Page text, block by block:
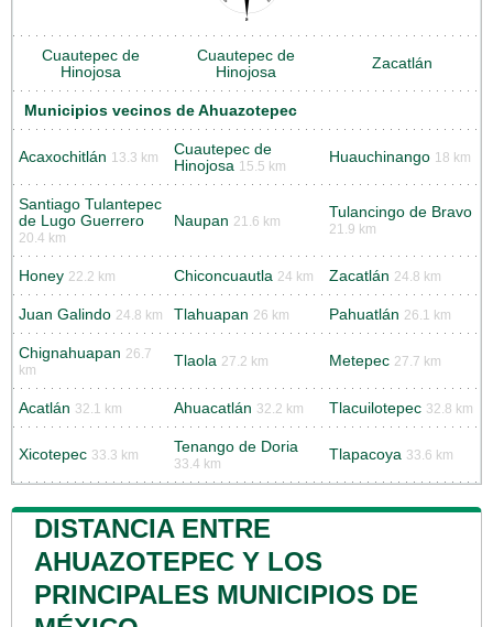
Cuautepec de
Hinojosa
Cuautepec de
Hinojosa
Zacatlán
Municipios vecinos de Ahuazotepec
Acaxochitlán 13.3 km
Cuautepec de
Hinojosa 15.5 km
Huauchinango 18 km
Santiago Tulantepec
de Lugo Guerrero
20.4 km
Naupan 21.6 km
Tulancingo de Bravo
21.9 km
Honey 22.2 km Chiconcuautla 24 km Zacatlán 24.8 km
Juan Galindo 24.8 km Tlahuapan 26 km Pahuatlán 26.1 km
Chignahuapan 26.7
km
Tlaola 27.2 km Metepec 27.7 km
Acatlán 32.1 km Ahuacatlán 32.2 km Tlacuilotepec 32.8 km
Xicotepec 33.3 km Tenango de Doria
33.4 km
Tlapacoya 33.6 km
DISTANCIA ENTRE
AHUAZOTEPEC Y LOS
PRINCIPALES MUNICIPIOS DE